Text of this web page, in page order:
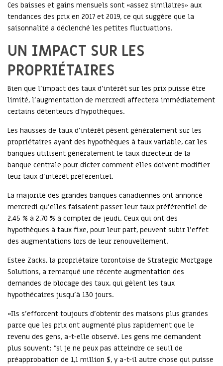
Ces baisses et gains mensuels sont «assez similaires» aux
tendances des prix en 2017 et 2019, ce qui suggère que la
saisonnalité a déclenché les petites fluctuations.
UN IMPACT SUR LES
PROPRIÉTAIRES
Bien que l'impact des taux d'intérêt sur les prix puisse être
limité, l'augmentation de mercredi affectera immédiatement
certains détenteurs d'hypothèques.
Les hausses de taux d'intérêt pèsent généralement sur les
propriétaires ayant des hypothèques à taux variable, car les
banques utilisent généralement le taux directeur de la
banque centrale pour dicter comment elles doivent modifier
leur taux d'intérêt préférentiel.
La majorité des grandes banques canadiennes ont annoncé
mercredi qu'elles faisaient passer leur taux préférentiel de
2,45 % à 2,70 % à compter de jeudi. Ceux qui ont des
hypothèques à taux fixe, pour leur part, peuvent subir l'effet
des augmentations lors de leur renouvellement.
Estee Zacks, la propriétaire torontoise de Strategic Mortgage
Solutions, a remarqué une récente augmentation des
demandes de blocage des taux, qui gèlent les taux
hypothécaires jusqu'à 130 jours.
«Ils s'efforcent toujours d'obtenir des maisons plus grandes
parce que les prix ont augmenté plus rapidement que le
revenu des gens, a-t-elle observé. Les gens me demandent
plus souvent: "si je ne peux pas atteindre ce seuil de
préapprobation de 1,1 million $, y a-t-il autre chose qui puisse